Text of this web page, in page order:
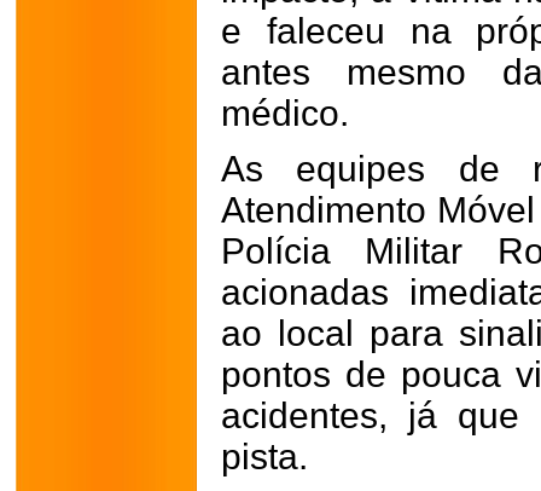
e faleceu na
antes mesmo
médico.
As equipes de
Atendimento
Polícia Militar
acionadas
ao local para
pontos de pouca
acidentes, já que
pista.